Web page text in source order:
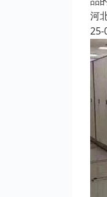
河
25-